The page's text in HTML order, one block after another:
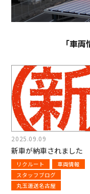
「車
2025.09.09
新車が納車されました
リクルート
車両情報
スタッフブログ
丸玉運送名古屋